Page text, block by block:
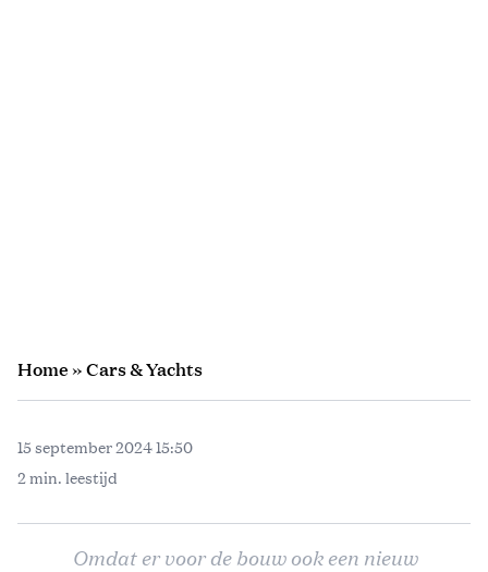
Home»Cars & Yachts
15 september 2024 15:50
2 min. leestijd
Omdat er voor de bouw ook een nieuw